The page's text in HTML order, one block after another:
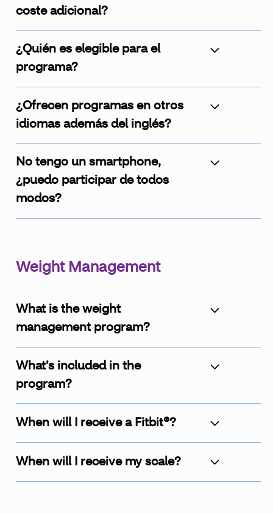
coste adicional?
¿Quién es elegible para el
programa?
¿Ofrecen programas en otros
idiomas además del inglés?
No tengo un smartphone,
¿puedo participar de todos
modos?
Weight Management
What is the weight
management program?
What’s included in the
program?
When will I receive a Fitbit®?
When will I receive my scale?